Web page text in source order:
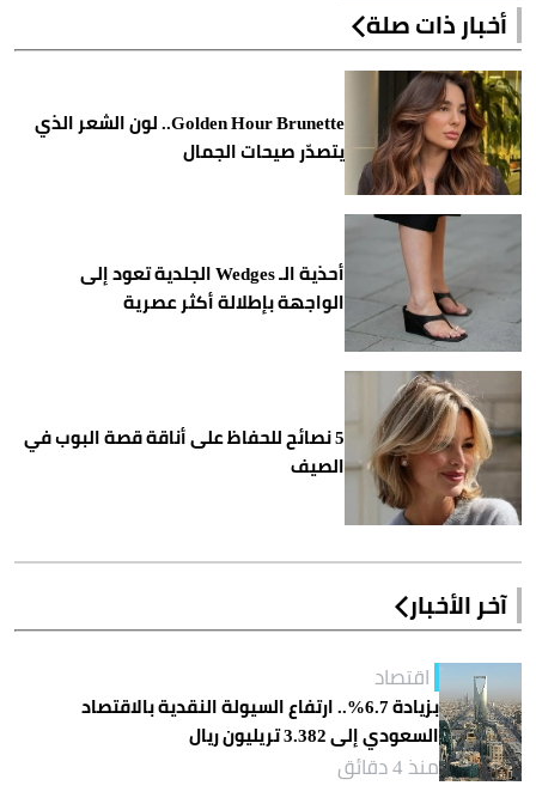
أخبار ذات صلة
Golden Hour Brunette.. لون الشعر الذي
يتصدّر صيحات الجمال
أحذية الـ Wedges الجلدية تعود إلى
الواجهة بإطلالة أكثر عصرية
5 نصائح للحفاظ على أناقة قصة البوب في
الصيف
آخر الأخبار
اقتصاد
بزيادة 6.7%.. ارتفاع السيولة النقدية بالاقتصاد
السعودي إلى 3.382 تريليون ريال
منذ 4 دقائق